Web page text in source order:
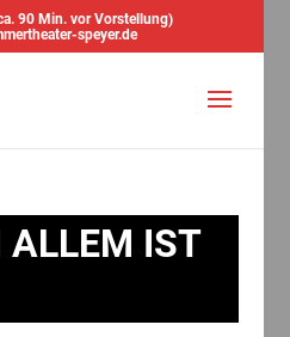
90 Min. vor Vorstellung)
speyer.de
ALLEM IST